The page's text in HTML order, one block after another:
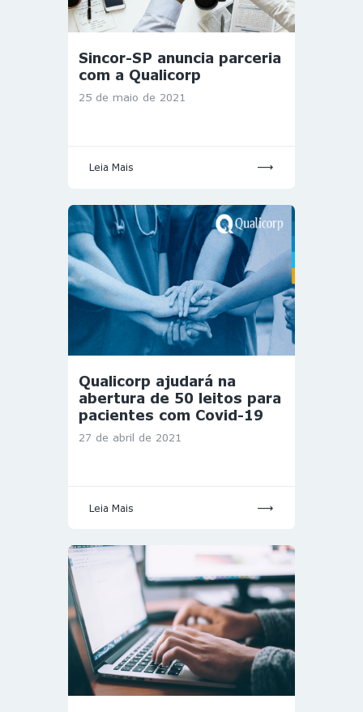
Sincor-SP anuncia parceria
com a Qualicorp
25 de maio de 2021
Leia Mais
Qualicorp ajudará na
abertura de 50 leitos para
pacientes com Covid-19
27 de abril de 2021
Leia Mais